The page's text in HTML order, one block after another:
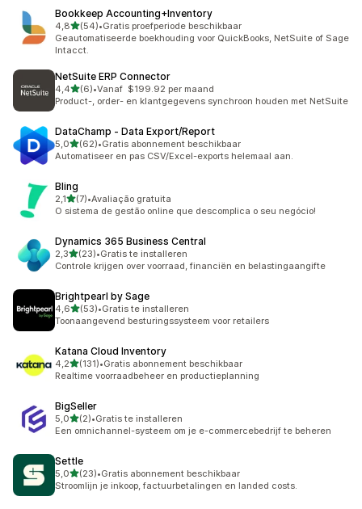
Bookkeep Accounting+Inventory
4,8van 5 sterren
(54)
54 recensies in totaal
•Gratis proefperiode beschikbaar
Geautomatiseerde boekhouding voor QuickBooks, NetSuite of Sage
Intacct.
NetSuite ERP Connector
4,4van 5 sterren
(6)
6 recensies in totaal
•Vanaf $199.92 per maand
Product-, order- en klantgegevens synchroon houden met NetSuite
DataChamp ‑ Data Export/Report
5,0van 5 sterren
(62)
62 recensies in totaal
•Gratis abonnement beschikbaar
Automatiseer en pas CSV/Excel-exports helemaal aan.
Bling
2,1van 5 sterren
(7)
7 recensies in totaal
•Avaliação gratuita
O sistema de gestão online que descomplica o seu negócio!
Dynamics 365 Business Central
2,3van 5 sterren
(23)
23 recensies in totaal
•Gratis te installeren
Controle krijgen over voorraad, financiën en belastingaangifte
Brightpearl by Sage
4,6van 5 sterren
(53)
53 recensies in totaal
•Gratis te installeren
Toonaangevend besturingssysteem voor retailers
Katana Cloud Inventory
4,2van 5 sterren
(131)
131 recensies in totaal
•Gratis abonnement beschikbaar
Realtime voorraadbeheer en productieplanning
BigSeller
5,0van 5 sterren
(2)
2 recensies in totaal
•Gratis te installeren
Een omnichannel-systeem om je e-commercebedrijf te beheren
Settle
5,0van 5 sterren
(23)
23 recensies in totaal
•Gratis abonnement beschikbaar
Stroomlijn je inkoop, factuurbetalingen en landed costs.